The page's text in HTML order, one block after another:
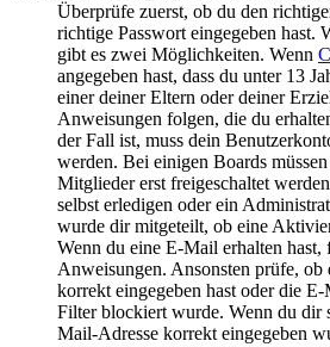
Überprüfe zuerst, ob du den
richtige Passwort eingegeben hast.
gibt es zwei Möglichkeiten. Wenn
angegeben hast, dass du unter 13
einer deiner Eltern oder deiner
Anweisungen folgen, die du
der Fall ist, muss dein
werden. Bei einigen Boards
Mitglieder erst freigeschaltet
selbst erledigen oder ein
wurde dir mitgeteilt, ob eine
Wenn du eine E-Mail erhalten hast,
Anweisungen. Ansonsten prüfe,
korrekt eingegeben hast oder die
Filter blockiert wurde. Wenn du dir
Mail-Adresse korrekt eingegeben